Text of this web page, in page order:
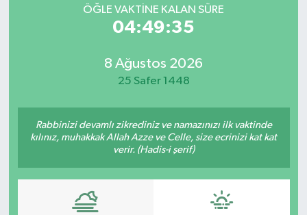
ÖĞLE VAKTINE KALAN SÜRE
04:49:34
8 Ağustos 2026
25 Safer 1448
Rabbinizi devamlı zikrediniz ve namazınızı ilk vaktinde
kılınız, muhakkak Allah Azze ve Celle, size ecrinizi kat kat
verir. (Hadis-i şerif)
Dünya
Eğitim
Tüm Manşetler
Son Dakika Haberleri